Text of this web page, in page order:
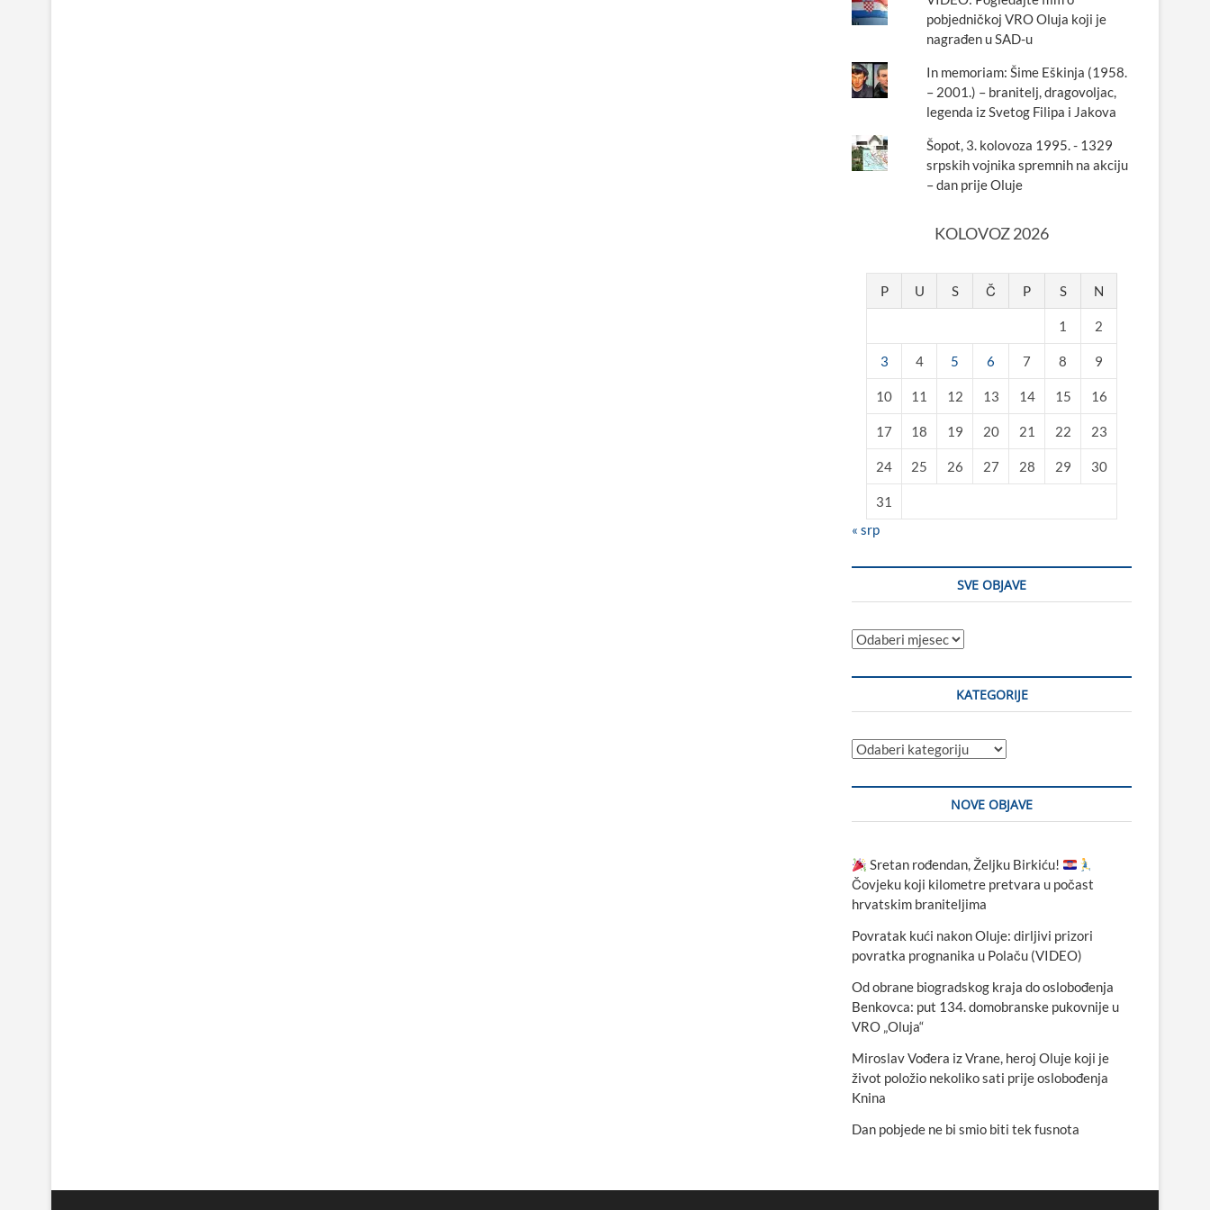
pobjedničkoj VRO Oluja koji je
nagrađen u SAD-u
In memoriam: Šime Eškinja (1958.
– 2001.) – branitelj, dragovoljac,
legenda iz Svetog Filipa i Jakova
Šopot, 3. kolovoza 1995. - 1329
srpskih vojnika spremnih na akciju
– dan prije Oluje
KOLOVOZ 2026
P U S Č P S N
1 2
3 4 5 6 7 8 9
10 11 12 13 14 15 16
17 18 19 20 21 22 23
24 25 26 27 28 29 30
31
« srp
SVE OBJAVE
Sve
KATEGORIJE
Kategorije
NOVE OBJAVE
Sretan rođendan, Željku Birkiću!
Čovjeku koji kilometre pretvara u počast
hrvatskim braniteljima
Povratak kući nakon Oluje: dirljivi prizori
povratka prognanika u Polaču (VIDEO)
Od obrane biogradskog kraja do oslobođenja
Benkovca: put 134. domobranske pukovnije u
VRO „Oluja“
Miroslav Vođera iz Vrane, heroj Oluje koji je
život položio nekoliko sati prije oslobođenja
Knina
Dan pobjede ne bi smio biti tek fusnota